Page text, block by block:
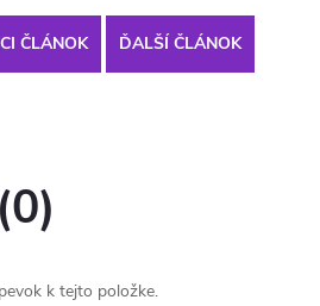
ČLÁNOK ĎALŠÍ ČLÁNOK
k tejto položke.